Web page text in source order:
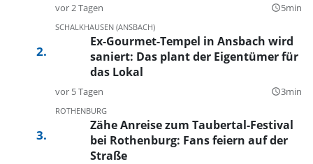
vor 2 Tagen query_builder5min
SCHALKHAUSEN (ANSBACH)
Ex-Gourmet-Tempel in Ansbach wird
saniert: Das plant der Eigentümer für
das Lokal
vor 5 Tagen query_builder3min
ROTHENBURG
Zähe Anreise zum Taubertal-Festival
bei Rothenburg: Fans feiern auf der
Straße